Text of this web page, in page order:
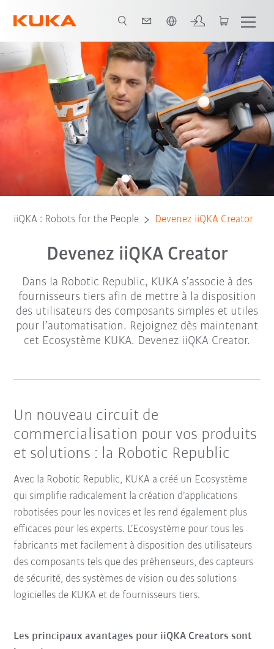
Vos avantages en tant que iiQKA Creator Devenez un iiQKA Creator
iiQKA : Robots for the People Devenez iiQKA Creator
Devenez iiQKA Creator
Dans la Robotic Republic, KUKA s’associe à des
fournisseurs tiers afin de mettre à la disposition
des utilisateurs des composants simples et utiles
pour l’automatisation. Rejoignez dès maintenant
cet Ecosystème KUKA. Devenez iiQKA Creator.
Un nouveau circuit de
commercialisation pour vos produits
et solutions : la Robotic Republic
Avec la Robotic Republic, KUKA a créé un Ecosystème
qui simplifie radicalement la création d’applications
robotisées pour les novices et les rend également plus
efficaces pour les experts. L’Ecosystème pour tous les
fabricants met facilement à disposition des utilisateurs
des composants tels que des préhenseurs, des capteurs
de sécurité, des systèmes de vision ou des solutions
logicielles de KUKA et de fournisseurs tiers.
Les principaux avantages pour iiQKA Creators sont